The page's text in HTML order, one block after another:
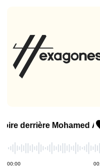
le smartphone crée
dans le téléphone et
du smartphone – code